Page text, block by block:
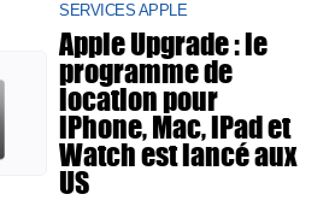
SERVICES APPLE
Apple Upgrade : le
programme de
location pour
iPhone, Mac, iPad et
Watch est lancé aux
US